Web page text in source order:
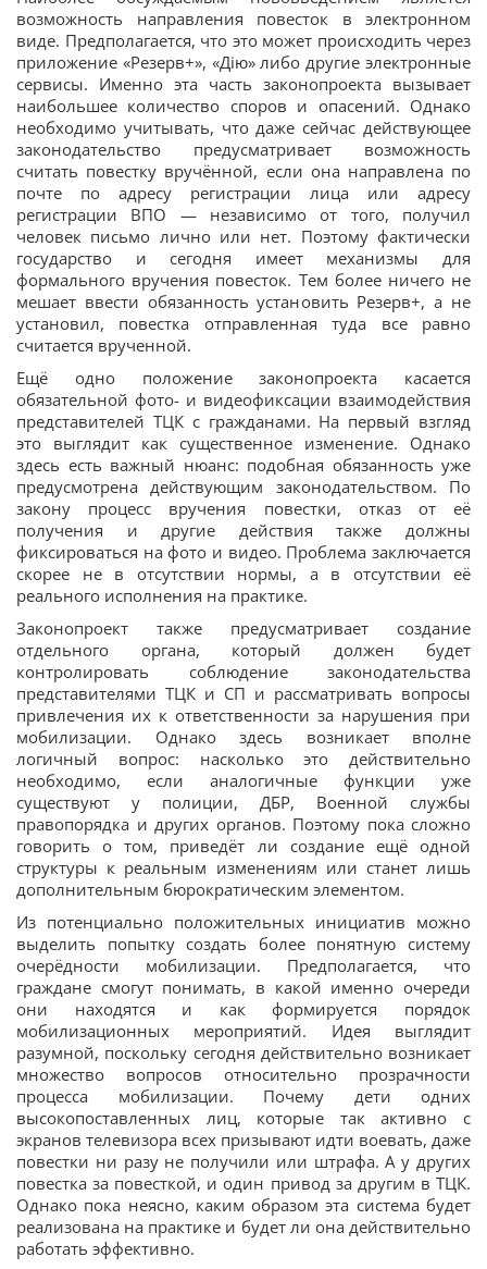
возможность направления повесток в электронном
виде. Предполагается, что это может происходить через
приложение «Резерв+», «Дію» либо другие электронные
сервисы. Именно эта часть законопроекта вызывает
наибольшее количество споров и опасений. Однако
необходимо учитывать, что даже сейчас действующее
законодательство предусматривает возможность
считать повестку вручённой, если она направлена по
почте по адресу регистрации лица или адресу
регистрации ВПО — независимо от того, получил
человек письмо лично или нет. Поэтому фактически
государство и сегодня имеет механизмы для
формального вручения повесток. Тем более ничего не
мешает ввести обязанность установить Резерв+, а не
установил, повестка отправленная туда все равно
считается врученной.
Ещё одно положение законопроекта касается
обязательной фото- и видеофиксации взаимодействия
представителей ТЦК с гражданами. На первый взгляд
это выглядит как существенное изменение. Однако
здесь есть важный нюанс: подобная обязанность уже
предусмотрена действующим законодательством. По
закону процесс вручения повестки, отказ от её
получения и другие действия также должны
фиксироваться на фото и видео. Проблема заключается
скорее не в отсутствии нормы, а в отсутствии её
реального исполнения на практике.
Законопроект также предусматривает создание
отдельного органа, который должен будет
контролировать соблюдение законодательства
представителями ТЦК и СП и рассматривать вопросы
привлечения их к ответственности за нарушения при
мобилизации. Однако здесь возникает вполне
логичный вопрос: насколько это действительно
необходимо, если аналогичные функции уже
существуют у полиции, ДБР, Военной службы
правопорядка и других органов. Поэтому пока сложно
говорить о том, приведёт ли создание ещё одной
структуры к реальным изменениям или станет лишь
дополнительным бюрократическим элементом.
Из потенциально положительных инициатив можно
выделить попытку создать более понятную систему
очерёдности мобилизации. Предполагается, что
граждане смогут понимать, в какой именно очереди
они находятся и как формируется порядок
мобилизационных мероприятий. Идея выглядит
разумной, поскольку сегодня действительно возникает
множество вопросов относительно прозрачности
процесса мобилизации. Почему дети одних
высокопоставленных лиц, которые так активно с
экранов телевизора всех призывают идти воевать, даже
повестки ни разу не получили или штрафа. А у других
повестка за повесткой, и один привод за другим в ТЦК.
Однако пока неясно, каким образом эта система будет
реализована на практике и будет ли она действительно
работать эффективно.